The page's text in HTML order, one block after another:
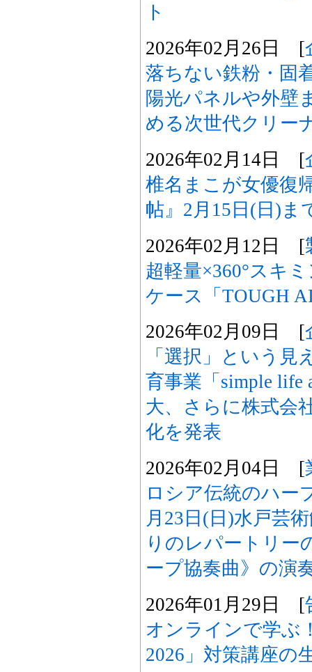
ト
2026年02月26日 [
落ちない鉄粉・固
陽光パネルや外壁
める次世代クリー
2026年02月14日 [
椎名まこが女優復
帖』2月15日(日)ま
2026年02月12日 [
超軽量×360°スキ
ケース「TOUGH
2026年02月09日 [
「選択」という見
育事業「simple life
大、さらに株式会
化を発表
2026年02月04日 [
ロシア伝統のハー
月23日(日)水戸芸
りのレパートリー
ープ協奏曲》の演
2026年01月29日 [
オンラインで学ぶ
2026」対策講座の